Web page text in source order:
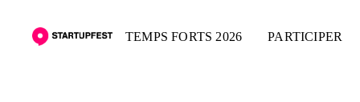
TEMPS FORTS 2026 PARTICIPER